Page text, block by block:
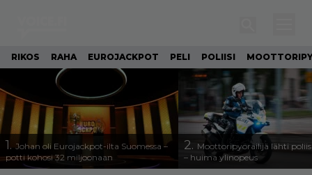
RIKOS RAHA EUROJACKPOT PELI POLIISI
1. Johan oli Eurojackpot-ilta Suomessa –
potti kohosi 32 miljoonaan
2. Moottoripyöräilijä lähti
– huima ylinopeus